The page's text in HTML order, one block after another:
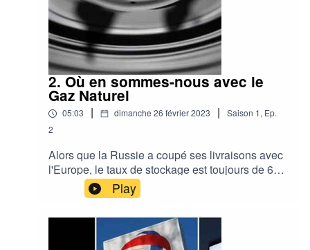
2. Où en sommes-nous avec le
Gaz Naturel
05:03 | dimanche 26 février 2023 | Saison 1, Ep.
2
Alors que la Russie a coupé ses livraisons avec
l'Europe, le taux de stockage est toujours de 64%
fin février en Europe.Comment va se passer la
recharge de méthane pour l'hiver prochain, que
se passe-t-il avec la Chine et ou trouverons-nous
du méthane liquide livrable par bateau.Un point
de situation avec le parternariat de
Play